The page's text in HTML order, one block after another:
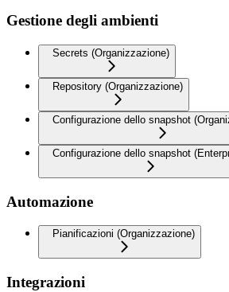
Gestione degli ambienti
Secrets (Organizzazione)
Repository (Organizzazione)
Configurazione dello snapshot
Configurazione dello snapshot
Automazione
Pianificazioni (Organizzazione)
Integrazioni